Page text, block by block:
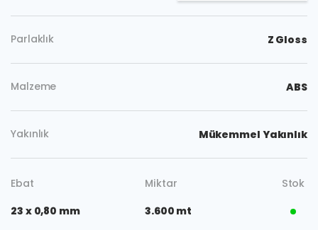
Parlaklık Z Gloss
Malzeme ABS
Yakınlık Mükemmel Yakınlık
Ebat Miktar
Stok
23 x 0,80 mm
3.600 mt